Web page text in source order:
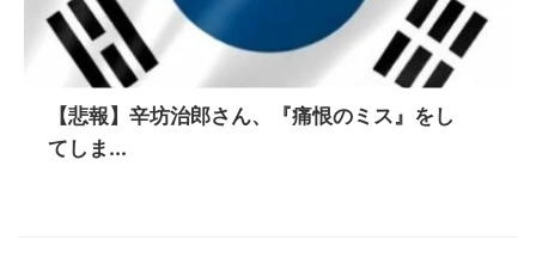
【悲報】辛坊治郎さん、『痛恨のミス』をし
てしま...